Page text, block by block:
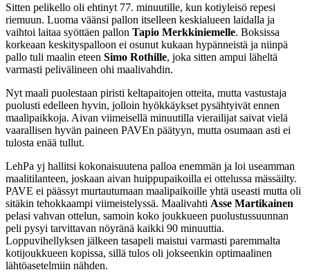
Sitten pelikello oli ehtinyt 77. minuutille, kun kotiyleisö repesi
riemuun. Luoma väänsi pallon itselleen keskialueen laidalla ja
vaihtoi laitaa syöttäen pallon Tapio Merkkiniemelle. Boksissa
korkeaan keskityspalloon ei osunut kukaan hypänneistä ja niinpä
pallo tuli maalin eteen Simo Rothille, joka sitten ampui läheltä
varmasti pelivälineen ohi maalivahdin.
Nyt maali puolestaan piristi keltapaitojen otteita, mutta vastustaja
puolusti edelleen hyvin, jolloin hyökkäykset pysähtyivät ennen
maalipaikkoja. Aivan viimeisellä minuutilla vierailijat saivat vielä
vaarallisen hyvän paineen PAVEn päätyyn, mutta osumaan asti ei
tulosta enää tullut.
LehPa yj hallitsi kokonaisuutena palloa enemmän ja loi useamman
maalitilanteen, joskaan aivan huippupaikoilla ei ottelussa mässäilty.
PAVE ei päässyt murtautumaan maalipaikoille yhtä useasti mutta oli
sitäkin tehokkaampi viimeistelyssä. Maalivahti Asse Martikainen
pelasi vahvan ottelun, samoin koko joukkueen puolustussuunnan
peli pysyi tarvittavan nöyränä kaikki 90 minuuttia.
Loppuvihellyksen jälkeen tasapeli maistui varmasti paremmalta
kotijoukkueen kopissa, sillä tulos oli jokseenkin optimaalinen
lähtöasetelmiin nähden.